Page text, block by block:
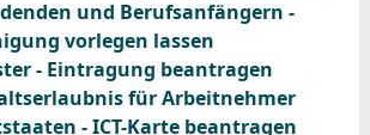
und Berufsanfängern -
vorlegen lassen
- Eintragung beantragen
für Arbeitnehmer
- ICT-Karte beantragen